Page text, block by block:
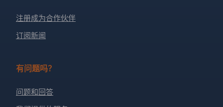
注册成为合作伙伴
订阅新闻
有问题吗？
问题和回答